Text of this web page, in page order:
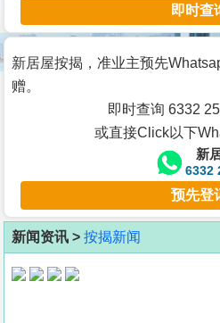
宅
谷
按
客
地
产
即时查
新居屋按揭，准业主预先
赠。
即时查询 6332
或直接Click以下
新
6332
预先登
新闻资讯 > 按揭新闻